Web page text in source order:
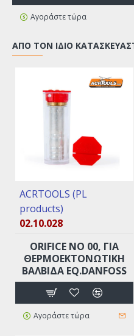
Αγοράστε τώρα
ΑΠΌ ΤΟΝ ΊΔΙΟ
ACRTOOLS (PL
products)
02.10.028
ORIFICE ΝO 00, ΓΙΑ
ΘΕΡΜΟΕΚΤΟΝΩΤΙΚΉ
ΒΑΛΒΊΔΑ EQ.DANFOSS
Αγοράστε τώρα